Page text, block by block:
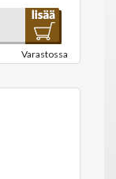
Varastossa